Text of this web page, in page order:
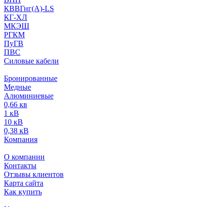
КВВГнг(А)-LS
КГ-ХЛ
МКЭШ
РГКМ
ПуГВ
ПВС
Силовые кабели
Бронированные
Медные
Алюминиевые
0,66 кв
1 кВ
10 кВ
0,38 кВ
Компания
О компании
Контакты
Отзывы клиентов
Карта сайта
Как купить